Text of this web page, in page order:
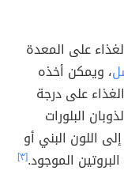
هذا الغذاء على المعدة
، ويمكن أخذه
على درجة
تجنباً لذوبان البلورات
اللون البني أو
الموجود.[٣]